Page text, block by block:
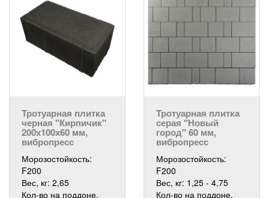
Тротуарная плитка
черная "Кирпичик"
200х100х60 мм,
вибропресс
Морозостойкость:
F200
Вес, кг: 2,65
Кол-во на поддоне,
Тротуарная плитка
серая "Новый
город" 60 мм,
вибропресс
Морозостойкость:
F200
Вес, кг: 1,25 - 4,75
Кол-во на поддоне,